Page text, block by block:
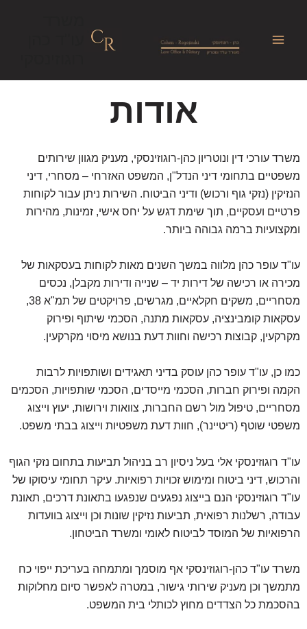
אודות
משרד עורכי דין ונוטריון כהן-רוגוזינסקי, מעניק מגוון שירותים
משפטיים בתחומי דיני הנדל"ן, המשפט האזרחי – מסחרי, דיני
הנזיקין (נזקי גוף ורכוש) ודיני הביטוח. השירות ניתן עבור לקוחות
פרטיים ועסקיים, תוך שימת דגש על יחס אישי, זמינות, מהירות
ומקצועיות ברמה גבוהה ביותר.
עו"ד עופר כהן מלווה במשך השנים מאות לקוחות בעסקאות של
מכירה או רכישה של דירות יד – שנייה ודירות מקבלן, נכסים
מסחריים, משקים חקלאיים, מגרשים, פרויקטים של תמ"א 38,
עסקאות קומבינציה, עסקאות מתנה, הסכמי שיתוף ופירוק
מקרקעין, קבוצות רכישה וחוות דעת בנושא מיסוי מקרקעין.
כמו כן, עו"ד עופר כהן עוסק בדיני תאגידים ושותפויות לרבות
הקמה ופירוק חברות, הסכמי מייסדים, הסכמי שותפויות, הסכמים
מסחריים, טיפול מול רשם החברות, צוואות וירושות, יעוץ וייצוג
משפטי שוטף (ריטיינר), חוות דעת משפטיות וייצוג בבתי משפט.
עו"ד רוגוזינסקי אלי בעל ניסיון רב בניהול תביעות בתחום נזקי הגוף
והרכוש, דיני ביטוח ומימוש זכויות רפואיות. עיקר תחומי עיסוקו של
עו"ד רוגוזינסקי הנם בייצוג נפגעים שנפגעו בתאונת דרכים, תאונת
עבודה, רשלנות רפואית, תביעות נזיקין שונות וכן וייצוג בוועדות
הרפואיות של המוסד לביטוח לאומי ומשרד הביטחון.
משרד עו"ד כהן-רוגוזינסקי אף מוסמך ומתמחה בעריכת ייפוי כח
מתמשך וכן מעניק שירותי גישור, במטרה לאפשר סיום מחלוקות
בהסכמת כל הצדדים מחוץ לכותלי בית המשפט.